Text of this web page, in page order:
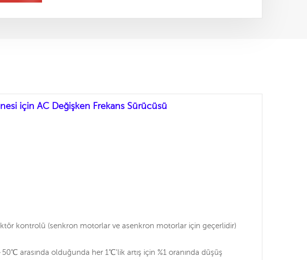
için AC Değişken Frekans Sürücüsü
kontrolü (senkron motorlar ve asenkron motorlar için geçerlidir)
50℃ arasında olduğunda her 1℃'lik artış için %1 oranında düşüş